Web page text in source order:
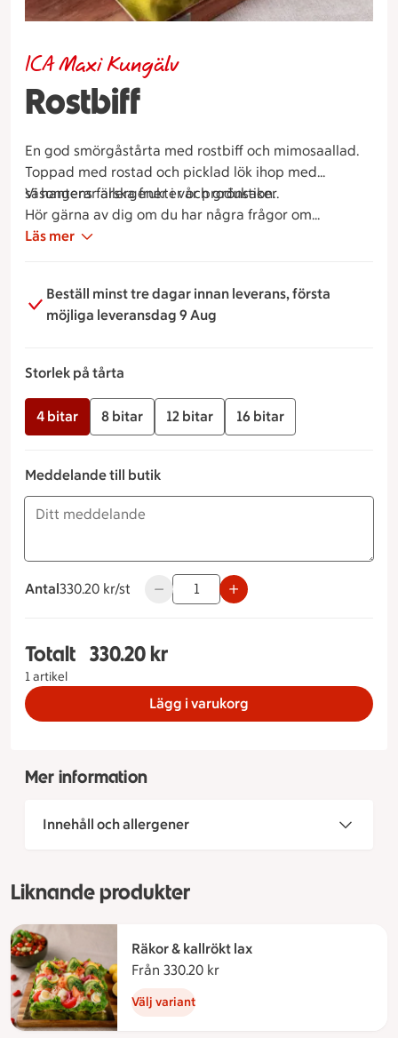
Rostbiff
ICA Maxi Kungälv
En god smörgåstårta med rostbiff och mimosaallad.
Toppad med rostad och picklad lök ihop med
säsongens färska frukter och grönsaker.
Vi hanterar allergener i vår produktion.
Hör gärna av dig om du har några frågor om
sortiment, allergier och specialbeställningar.
Läs mer
Beställ minst tre dagar innan leverans, första
möjliga leveransdag 9 Aug
Storlek på tårta
4 bitar 8 bitar 12 bitar 16 bitar
Meddelande till butik
Antal
330.20 kronor styck
330.20 kr/st Använd knapparna för att minska
Totalt
1 artikel
Totalt 1 stycken Rostbiff Storlek på tårta 4 bitar,
330.20 kr
Lägg i varukorg
Mer information
Innehåll och allergener
Liknande produkter
Räkor & kallrökt lax
Från 330.20 kr
Välj variant